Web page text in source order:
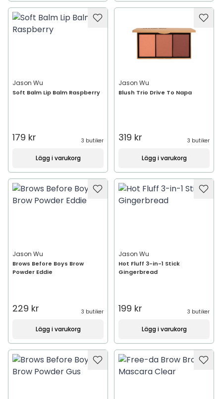
Jason Wu
Soft Balm Lip Balm Raspberry
179 kr 3 butiker
Lägg i varukorg
Jason Wu
Blush Trio Drive To Napa
319 kr 3 butiker
Lägg i varukorg
Jason Wu
Brows Before Boys Brow
Powder Eddie
229 kr 3 butiker
Lägg i varukorg
Jason Wu
Hot Fluff 3-in-1 Stick
Gingerbread
199 kr 3 butiker
Lägg i varukorg